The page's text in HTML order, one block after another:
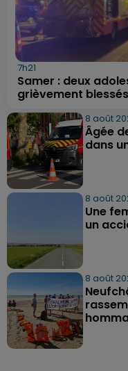
7h21
Samer : deux
grièvement
8 août
Âgée
dans
8 août
Une
un
8 août